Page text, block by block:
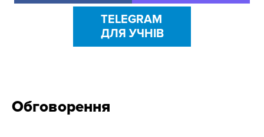
TELEGRAM
ДЛЯ УЧНІВ
Обговорення